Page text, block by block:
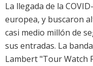
La llegada de la
europea, y buscaron
casi medio millón de
sus entradas. La
Lambert "Tour Watch